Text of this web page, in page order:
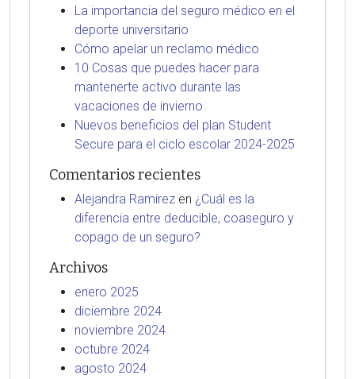
La importancia del seguro médico en el
deporte universitario
Cómo apelar un reclamo médico
10 Cosas que puedes hacer para
mantenerte activo durante las
vacaciones de invierno
Nuevos beneficios del plan Student
Secure para el ciclo escolar 2024-2025
Comentarios recientes
Alejandra Ramirez en ¿Cuál es la
diferencia entre deducible, coaseguro y
copago de un seguro?
Archivos
enero 2025
diciembre 2024
noviembre 2024
octubre 2024
agosto 2024